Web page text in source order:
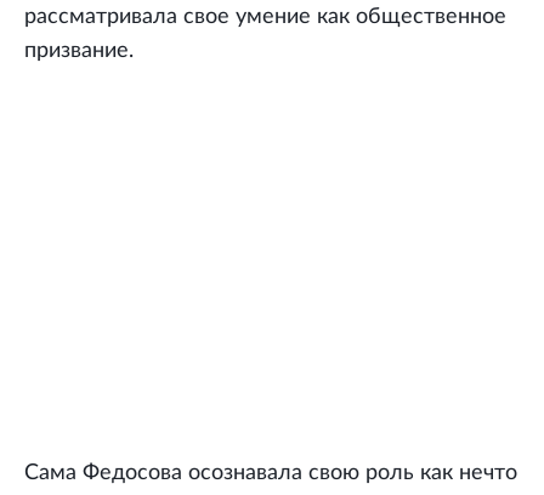
рассматривала свое умение как общественное
призвание.
Сама Федосова осознавала свою роль как нечто